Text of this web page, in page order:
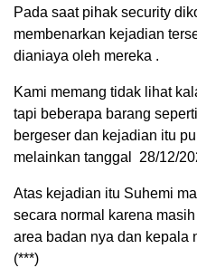
Pada saat pihak security
membenarkan kejadian
dianiaya oleh mereka .
Kami memang tidak lihat
tapi beberapa barang
bergeser dan kejadian itu
melainkan tanggal 28/12/
Atas kejadian itu Suhemi
secara normal karena
area badan nya dan kepala
(***)